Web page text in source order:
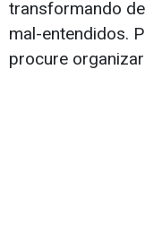
transformando
mal-entendidos.
procure